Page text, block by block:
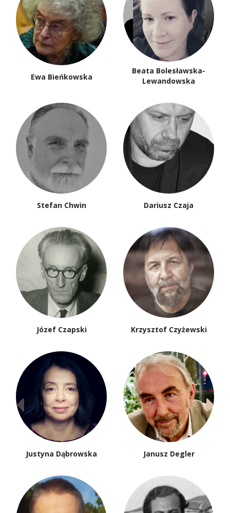
Ewa Bieńkowska
Beata Bolesławska-
Lewandowska
Stefan Chwin Dariusz Czaja
Józef Czapski Krzysztof Czyżewski
Justyna Dąbrowska Janusz Degler